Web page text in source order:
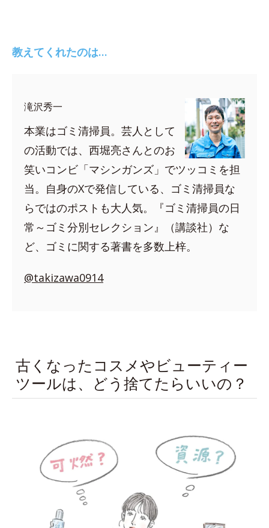
教えてくれたのは…
滝沢秀一
本業はゴミ清掃員。芸人として
の活動では、西堀亮さんとのお
笑いコンビ「マシンガンズ」でツッコミを担
当。自身のXで発信している、ゴミ清掃員な
らではのポストも大人気。『ゴミ清掃員の日
常～ゴミ分別セレクション』（講談社）な
ど、ゴミに関する著書を多数上梓。
@takizawa0914
古くなったコスメやビューティー
ツールは、どう捨てたらいいの？